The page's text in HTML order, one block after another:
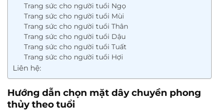
Trang sức cho người tuổi Ngọ
Trang sức cho người tuổi Mùi
Trang sức cho người tuổi Thân
Trang sức cho người tuổi Dậu
Trang sức cho người tuổi Tuất
Trang sức cho người tuổi Hợi
Liên hệ:
Hướng dẫn chọn mặt dây chuyền phong
thủy theo tuổi